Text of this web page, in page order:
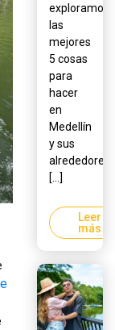
exploramos
las
mejores
5 cosas
para
hacer
en
Medellín
y sus
alrededores,
[...]
Leer
más